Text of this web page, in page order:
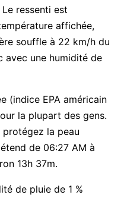
ressenti est
affichée,
souffle à 22 km/h du
avec une humidité de
(indice EPA américain
la plupart des gens.
la peau
de 06:27 AM à
13h 37m.
de pluie de 1 %